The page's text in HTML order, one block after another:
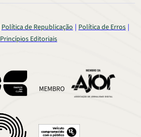
Política de Republicação
Política de Erros
Princípios Editoriais
MEMBRO